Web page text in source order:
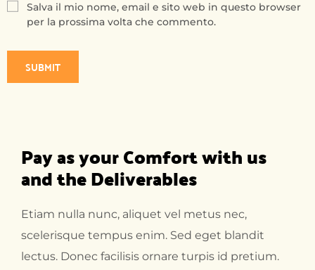
Salva il mio nome, email e sito web in questo browser
per la prossima volta che commento.
Pay as your Comfort with us
and the Deliverables
Etiam nulla nunc, aliquet vel metus nec,
scelerisque tempus enim. Sed eget blandit
lectus. Donec facilisis ornare turpis id pretium.